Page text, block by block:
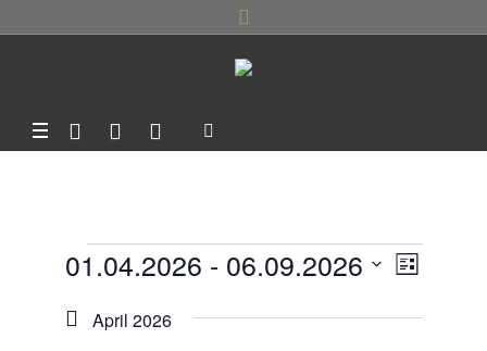
LISTE
01.04.2026 - 06.09.2026
wählen.
April 2026